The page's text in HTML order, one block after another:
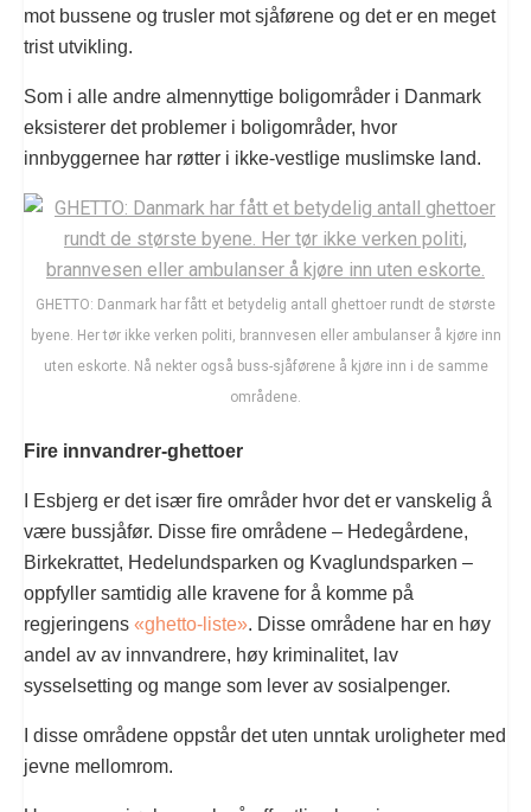
mot bussene og trusler mot sjåførene og det er en meget
trist utvikling.
Som i alle andre almennyttige boligområder i Danmark
eksisterer det problemer i boligområder, hvor
innbyggernee har røtter i ikke-vestlige muslimske land.
GHETTO: Danmark har fått et betydelig antall ghettoer rundt de største
byene. Her tør ikke verken politi, brannvesen eller ambulanser å kjøre inn
uten eskorte. Nå nekter også buss-sjåførene å kjøre inn i de samme
områdene.
Fire innvandrer-ghettoer
I Esbjerg er det især fire områder hvor det er vanskelig å
være bussjåfør. Disse fire områdene – Hedegårdene,
Birkekrattet, Hedelundsparken og Kvaglundsparken –
oppfyller samtidig alle kravene for å komme på
regjeringens «ghetto-liste». Disse områdene har en høy
andel av av innvandrere, høy kriminalitet, lav
sysselsetting og mange som lever av sosialpenger.
I disse områdene oppstår det uten unntak uroligheter med
jevne mellomrom.